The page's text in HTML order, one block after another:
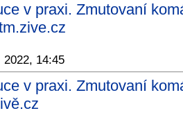
v praxi. Zmutovaní
2022, 14:45
v praxi. Zmutovaní